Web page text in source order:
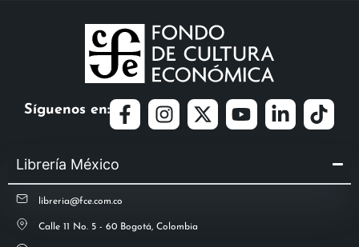
Síguenos en:
Librería México
libreria@fce.com.co
Calle 11 No. 5 - 60 Bogotá, Colombia